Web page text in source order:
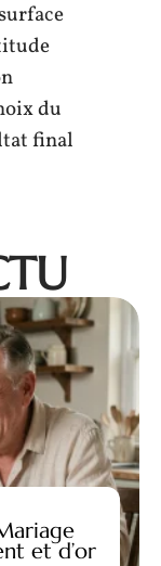
du
final
et d’or